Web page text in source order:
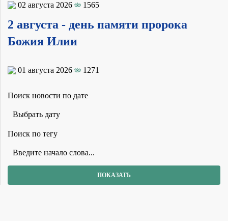
02 августа 2026 1565
2 августа - день памяти пророка
Божия Илии
01 августа 2026 1271
Поиск новости по дате
Поиск по тегу